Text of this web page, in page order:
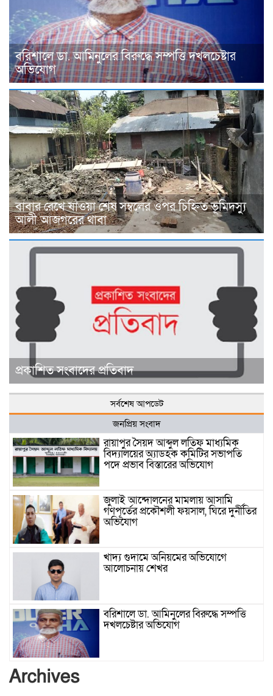
বরিশালে ডা. আমিনুলের বিরুদ্ধে সম্পত্তি দখলচেষ্টার
অভিযোগ
বাবার রেখে যাওয়া শেষ সম্বলের ওপর চিহ্নিত ভূমিদস্যু
আলী আজগরের থাবা
প্রকাশিত সংবাদের প্রতিবাদ
সর্বশেষ আপডেট
জনপ্রিয় সংবাদ
রায়াপুর সৈয়দ আব্দুল লতিফ মাধ্যমিক
বিদ্যালয়ের অ্যাডহক কমিটির সভাপতি
পদে প্রভাব বিস্তারের অভিযোগ
জুলাই আন্দোলনের মামলায় আসামি
গণপূর্তের প্রকৌশলী ফয়সাল, ঘিরে দুর্নীতির
অভিযোগ
খাদ্য গুদামে অনিয়মের অভিযোগে
আলোচনায় শেখর
বরিশালে ডা. আমিনুলের বিরুদ্ধে সম্পত্তি
দখলচেষ্টার অভিযোগ
Archives